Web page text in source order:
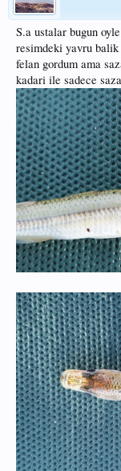
S.a ustalar bugun
resimdeki yavru balik
felan gordum ama
kadari ile sadece